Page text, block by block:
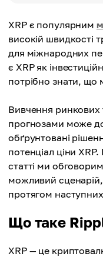
XRP є популярним
високій швидкості
для міжнародних
є XRP як
потрібно знати, що
Вивчення ринкових
прогнозами може
обґрунтовані
потенціал ціни
статті ми
можливий
протягом
Що таке
XRP — це